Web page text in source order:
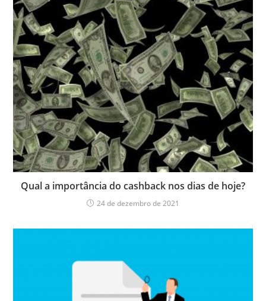
Qual a importância do cashback nos dias de hoje?
24 de dezembro de 2021